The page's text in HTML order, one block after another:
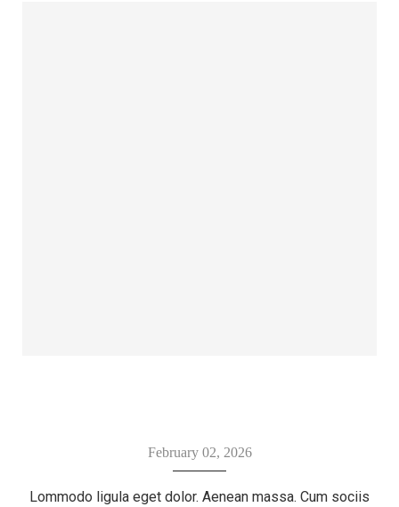
February 02, 2026
Lommodo ligula eget dolor. Aenean massa. Cum sociis